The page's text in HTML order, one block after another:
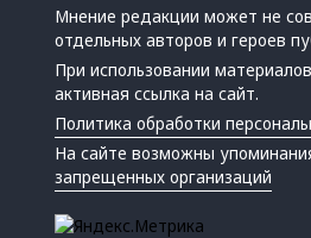
Мнение редакции может не
отдельных авторов и героев
При использовании
активная ссылка на сайт.
Политика обработки
На сайте возможны
запрещенных организаций